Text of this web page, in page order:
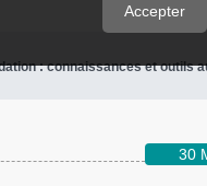
: connaissances et outils
30
Accepter